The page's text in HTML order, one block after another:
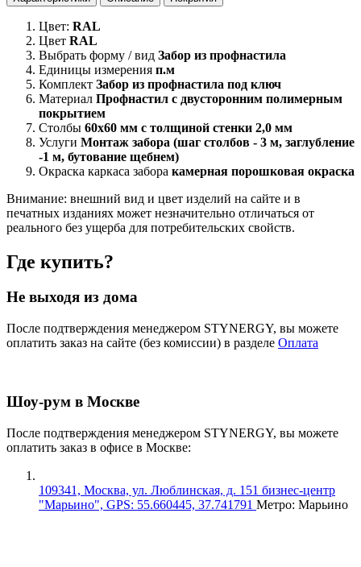
Цвет: RAL
Цвет RAL
Выбрать форму / вид Забор из профнастила
Единицы измерения п.м
Комплект Забор из профнастила под ключ
Материал Профнастил с двусторонним полимерным
покрытием
Столбы 60х60 мм с толщиной стенки 2,0 мм
Услуги Монтаж забора (шаг столбов - 3 м, заглубление
-1 м, бутование щебнем)
Окраска каркаса забора камерная порошковая окраска
Внимание: внешний вид и цвет изделий на сайте и в
печатных изданиях может незначительно отличаться от
реального без ущерба для потребительских свойств.
Где купить?
Не выходя из дома
После подтверждения менеджером STYNERGY, вы можете
оплатить заказ на сайте (без комиссии) в разделе Оплата
Шоу-рум в Москве
После подтверждения менеджером STYNERGY, вы можете
оплатить заказ в офисе в Москве:
109341, Москва, ул. Люблинская, д. 151 бизнес-центр
"Марьино", GPS: 55.660445, 37.741791 Метро: Марьино